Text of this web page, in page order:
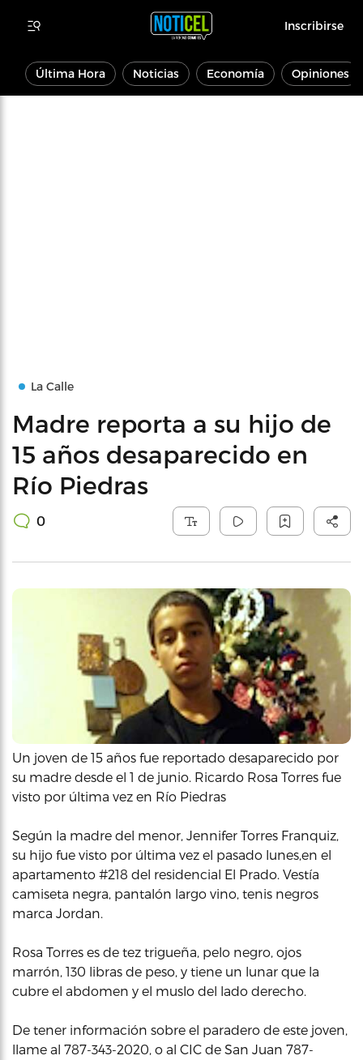
Inscribirse
Última Hora Noticias Economía Opiniones
La Calle
Madre reporta a su hijo de
15 años desaparecido en
Río Piedras
0
Un joven de 15 años fue reportado desaparecido por
su madre desde el 1 de junio. Ricardo Rosa Torres fue
visto por última vez en Río Piedras
Según la madre del menor, Jennifer Torres Franquiz,
su hijo fue visto por última vez el pasado lunes,en el
apartamento #218 del residencial El Prado. Vestía
camiseta negra, pantalón largo vino, tenis negros
marca Jordan.
Rosa Torres es de tez trigueña, pelo negro, ojos
marrón, 130 libras de peso, y tiene un lunar que la
cubre el abdomen y el muslo del lado derecho.
De tener información sobre el paradero de este joven,
llame al 787-343-2020, o al CIC de San Juan 787-